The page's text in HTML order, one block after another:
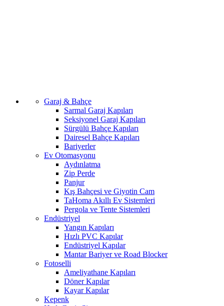
Garaj & Bahçe
Sarmal Garaj Kapıları
Seksiyonel Garaj Kapıları
Sürgülü Bahçe Kapıları
Dairesel Bahçe Kapıları
Bariyerler
Ev Otomasyonu
Aydınlatma
Zip Perde
Panjur
Kış Bahçesi ve Giyotin Cam
TaHoma Akıllı Ev Sistemleri
Pergola ve Tente Sistemleri
Endüstriyel
Yangın Kapıları
Hızlı PVC Kapılar
Endüstriyel Kapılar
Mantar Bariyer ve Road Blocker
Fotoselli
Ameliyathane Kapıları
Döner Kapılar
Kayar Kapılar
Kepenk